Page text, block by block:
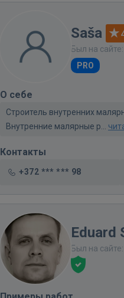
Saša
Был на
PRO
О себе
Строитель внутренних
Внутренние малярные р...
Контакты
+372 *** *** 98
Eduard
Был на